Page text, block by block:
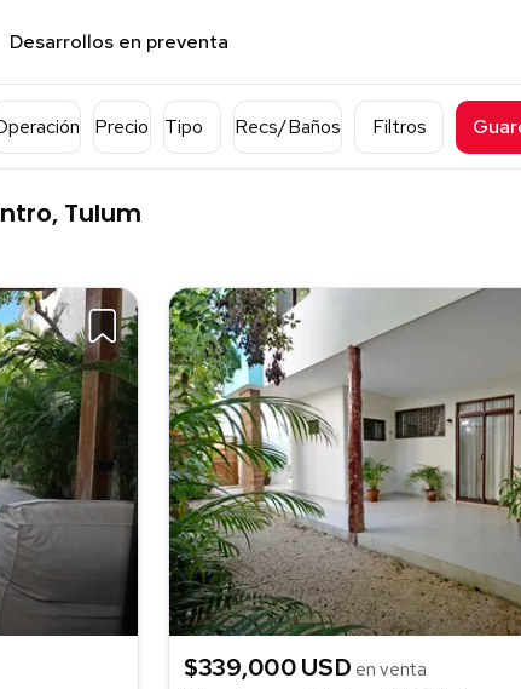
Desarrollos en preventa
Precio Tipo Recs/Baños Filtros
Tulum
$339,000 USD en venta